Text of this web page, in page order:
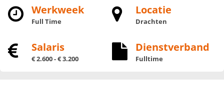
Werkweek
Full Time
Locatie
Drachten
Salaris
€ 2.600 - € 3.200
Dienstverband
Fulltime